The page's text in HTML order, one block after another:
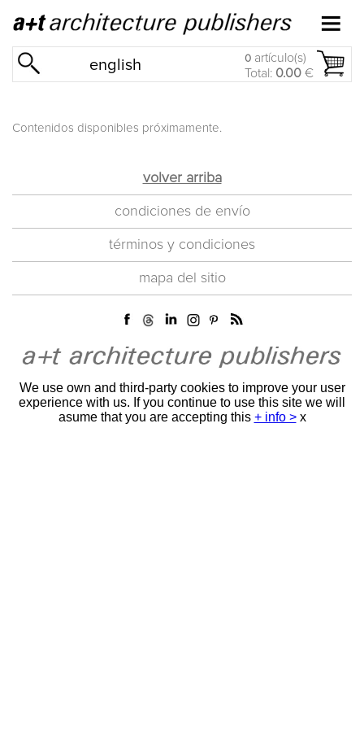
english 0 artículo(s)
Total: 0.00 €
Contenidos disponibles próximamente.
volver arriba
condiciones de envío
términos y condiciones
mapa del sitio
We use own and third-party cookies to improve your user
experience with us. If you continue to use this site we will
asume that you are accepting this + info > x